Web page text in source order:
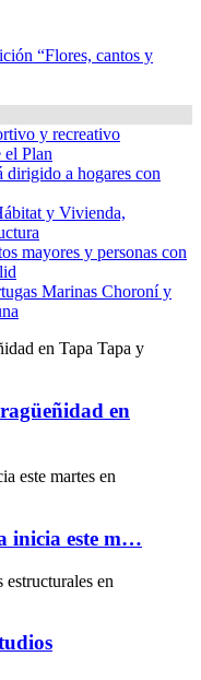
“Flores, cantos y
y recreativo
el Plan
dirigido a hogares con
y Vivienda,
mayores y personas con
Marinas Choroní y
en
inicia este m…